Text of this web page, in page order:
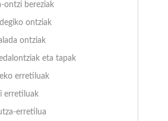
ontzi bereziak
ontziak
ontziak
eta tapak
erretiluak
erretiluak
erretilua